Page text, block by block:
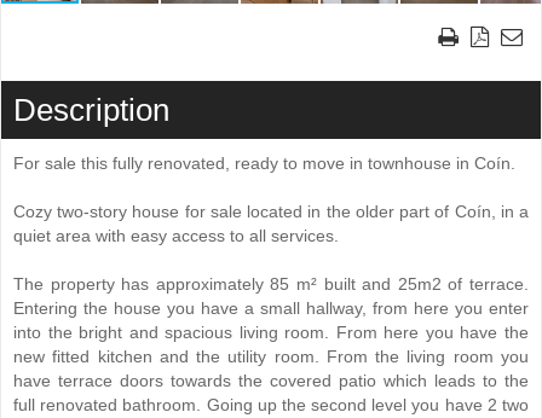
Description
For sale this fully renovated, ready to move in townhouse in Coín.
Cozy two-story house for sale located in the older part of Coín, in a
quiet area with easy access to all services.
The property has approximately 85 m² built and 25m2 of terrace.
Entering the house you have a small hallway, from here you enter
into the bright and spacious living room. From here you have the
new fitted kitchen and the utility room. From the living room you
have terrace doors towards the covered patio which leads to the
full renovated bathroom. Going up the second level you have 2 two